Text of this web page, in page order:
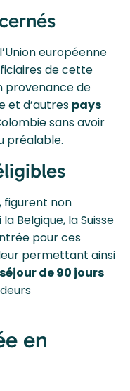
européenne
de cette
provenance de
et d’autres pays
sans avoir
préalable.
, figurent non
Belgique, la Suisse
pour ces
permettant ainsi
séjour de 90 jours
en